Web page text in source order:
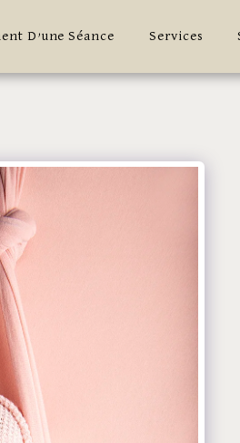
D’une Séance Services